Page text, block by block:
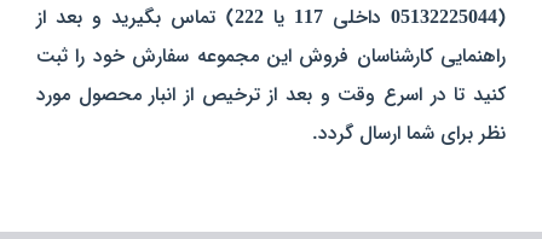
(
05132225044داخلی117 یا222) تماس بگیرید و بعد از
راهنمایی کارشناسان فروش این مجموعه سفارش خود را ثبت
کنید تا در اسرع وقت و بعد از ترخیص از انبار محصول مورد
نظر برای شما ارسال گردد.